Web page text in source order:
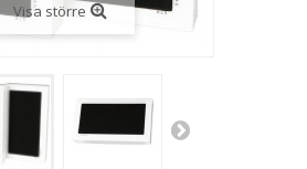
Visa större